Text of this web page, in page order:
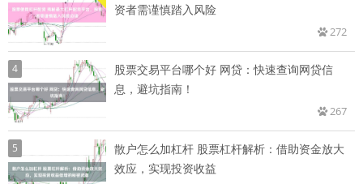
资者需谨慎踏入风险
272
4
股票交易平台哪个好 网贷：快速查询网贷信
息，避坑指南！
267
5
散户怎么加杠杆 股票杠杆解析：借助资金放大
效应，实现投资收益